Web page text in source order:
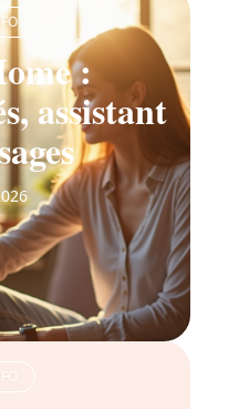
:
assistant